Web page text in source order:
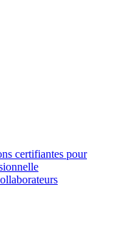
certifiantes pour